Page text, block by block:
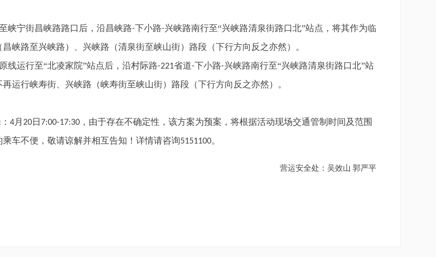
峡宁街昌峡路路口后，沿昌峡路-下小路-兴峡路南行至“兴峡路清泉街路口北”站点，将其作为临
峡路至兴峡路）、兴峡路（清泉街至峡山街）路段（下行方向反之亦然）。
线运行至“北凌家院”站点后，沿村际路-221省道-下小路-兴峡路南行至“兴峡路清泉街路口北”站
运行峡寿街、兴峡路（峡寿街至峡山街）路段（下行方向反之亦然）。
4月 20 日 7:00-17:30 ，由于存在不确定性，该方案为预案，将根据活动现场交通管制时间及范围
车不便，敬请谅解并相互告知！详情请咨询5151100。
营运安全处：吴效山 郭严平